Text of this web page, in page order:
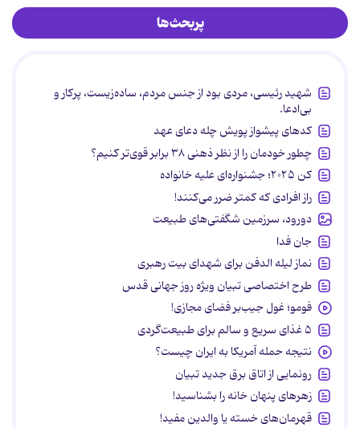
پربحث‌ها
شهید رئیسی، مردی بود از جنس مردم، ساده‌زیست، پرکار و
بی‌ادعا.
کدهای پیشواز پویش چله دعای عهد
چطور خودمان را از نظر ذهنی ۳۸ برابر قوی‌تر کنیم؟
کن ۲۰۲۵؛ جشنواره‌ای علیه خانواده
راز افرادی که کمتر ضرر می‌کنند!
دورود، سرزمین شگفتی‌های طبیعت
جان فدا
نماز لیله الدفن برای شهدای بیت رهبری
طرح اختصاصی تبیان ویژه روز جهانی قدس
فومو؛ غول جیب‌بر فضای مجازی!
۵ غذای سریع و سالم برای طبیعت‌گردی
نتیجه حمله آمریکا به ایران چیست؟
رونمایی از اتاق برق جدید تبیان
زهرهای پنهان خانه را بشناسید!
قهرمان‌های خسته یا والدین مفید!